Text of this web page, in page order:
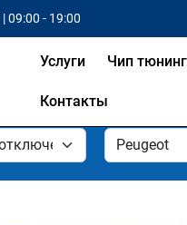
09:00 - 19:00
Услуги Чип тюнинг
Контакты